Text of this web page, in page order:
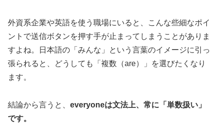
外資系企業や英語を使う職場にいると、こんな些細なポイ
ントで送信ボタンを押す手が止まってしまうことがありま
すよね。日本語の「みんな」という言葉のイメージに引っ
張られると、どうしても「複数（are）」を選びたくなり
ます。
結論から言うと、 everyoneは文法上、常に「単数扱い」
です。